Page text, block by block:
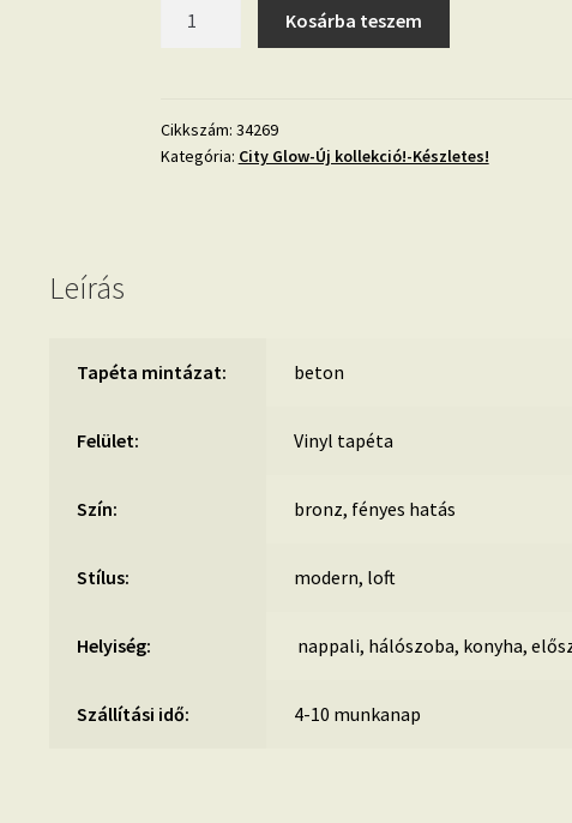
beton
hatású
Kosárba teszem
Cikkszám: 34269
Kategória: City Glow-Új kollekció!-Készletes!
Leírás
Tapéta mintázat: beton
Felület: Vinyl tapéta
Szín: bronz, fényes hatás
Stílus: modern, loft
Helyiség: nappali, hálószoba, konyha,
Szállítási idő: 4-10 munkanap